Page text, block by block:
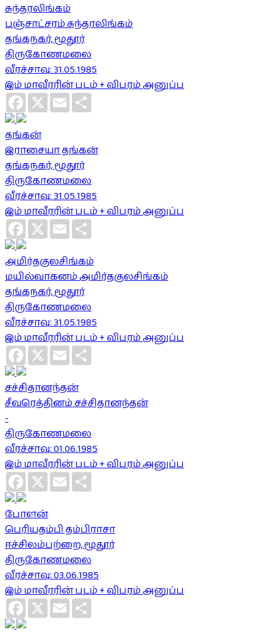
சுந்தரலிங்கம்
பஞ்சாட்சரம் சுந்தரலிங்கம்
தங்கநகர், மூதூர்
திருகோணமலை
வீரச்சாவு: 31.05.1985
இம் மாவீரரின் படம் + விபரம் அனுப்ப
Facebook
X Email
தங்கன்
இராசையா தங்கன்
தங்கநகர், மூதூர்
திருகோணமலை
வீரச்சாவு: 31.05.1985
இம் மாவீரரின் படம் + விபரம் அனுப்ப
Facebook
X Email
அமிர்தகுலசிங்கம்
மயில்வாகனம் அமிர்தகுலசிங்கம்
தங்கநகர், மூதூர்
திருகோணமலை
வீரச்சாவு: 31.05.1985
இம் மாவீரரின் படம் + விபரம் அனுப்ப
Facebook
X Email
சச்சிதானந்தன்
சீவரெத்தினம் சச்சிதானந்தன்
-
திருகோணமலை
வீரச்சாவு: 01.06.1985
இம் மாவீரரின் படம் + விபரம் அனுப்ப
Facebook
X Email
போளன்
பெரியதம்பி தம்பிராசா
ஈச்சிலம்பற்றை, மூதூர்
திருகோணமலை
வீரச்சாவு: 03.06.1985
இம் மாவீரரின் படம் + விபரம் அனுப்ப
Facebook
X Email